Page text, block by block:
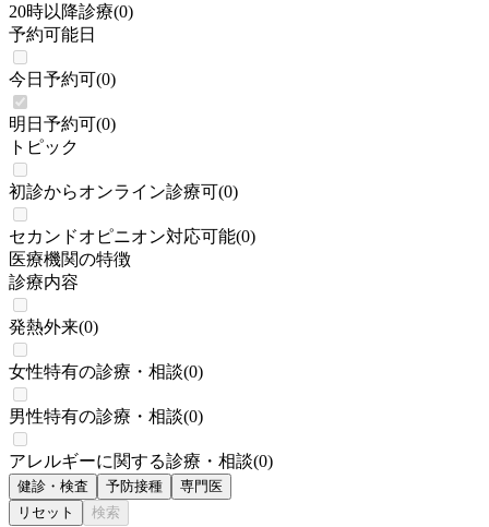
20時以降診療(0)
予約可能日
今日予約可(0)
明日予約可(0)
トピック
初診からオンライン診療可(0)
セカンドオピニオン対応可能(0)
医療機関の特徴
診療内容
発熱外来(0)
女性特有の診療・相談(0)
男性特有の診療・相談(0)
アレルギーに関する診療・相談(0)
健診・検査 予防接種
専門医
リセット
検索